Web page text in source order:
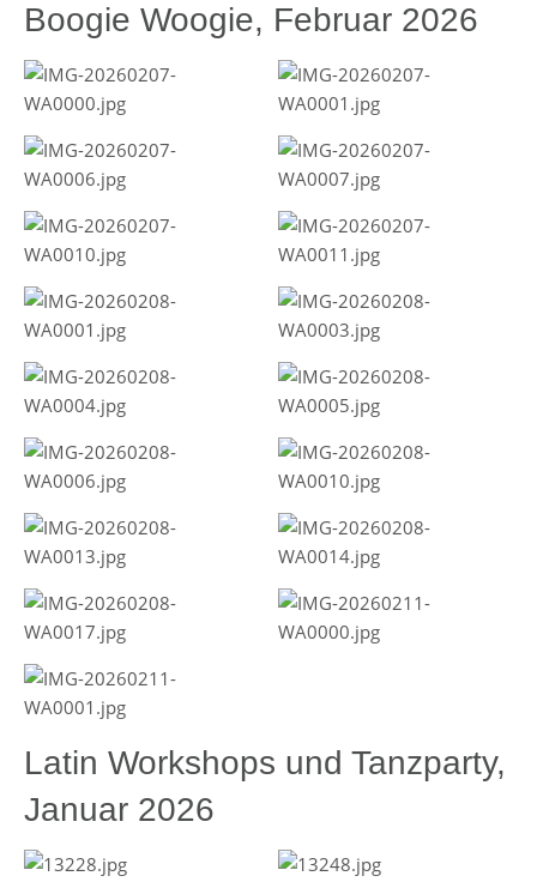
Boogie Woogie, Februar 2026
Latin Workshops und Tanzparty,
Januar 2026